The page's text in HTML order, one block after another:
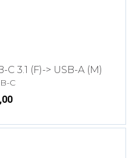
3.1 (F)-> USB-A (M)
C